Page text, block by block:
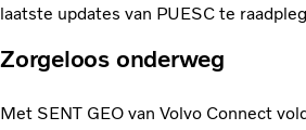
laatste updates van PUESC te
Zorgeloos onderweg
Met SENT GEO van Volvo Connect